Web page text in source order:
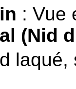
: Vue
(Nid